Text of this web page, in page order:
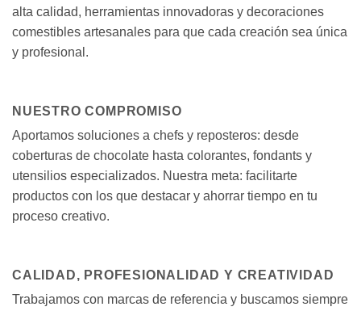
alta calidad, herramientas innovadoras y decoraciones
comestibles artesanales para que cada creación sea única
y profesional.
NUESTRO COMPROMISO
Aportamos soluciones a chefs y reposteros: desde
coberturas de chocolate hasta colorantes, fondants y
utensilios especializados. Nuestra meta: facilitarte
productos con los que destacar y ahorrar tiempo en tu
proceso creativo.
CALIDAD, PROFESIONALIDAD Y CREATIVIDAD
Trabajamos con marcas de referencia y buscamos siempre